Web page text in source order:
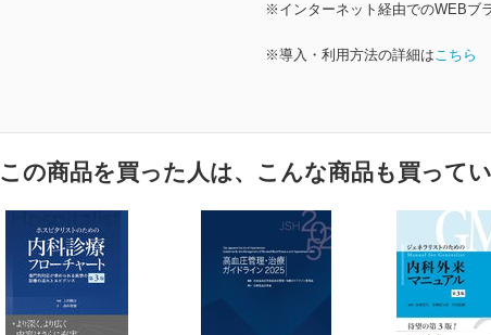
※インターネット経由でのWEBブ
※導入・利用方法の詳細はこちら
この商品を買った人は、こんな商品も買ってい